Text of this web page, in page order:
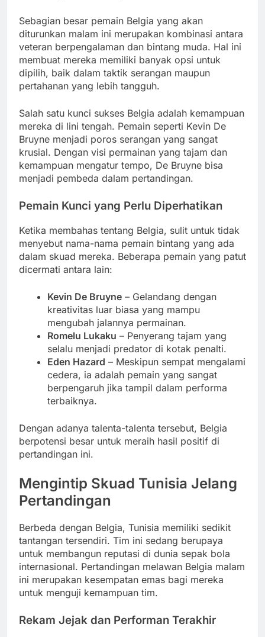
Sebagian besar pemain Belgia yang akan
diturunkan malam ini merupakan kombinasi antara
veteran berpengalaman dan bintang muda. Hal ini
membuat mereka memiliki banyak opsi untuk
dipilih, baik dalam taktik serangan maupun
pertahanan yang lebih tangguh.
Salah satu kunci sukses Belgia adalah kemampuan
mereka di lini tengah. Pemain seperti Kevin De
Bruyne menjadi poros serangan yang sangat
krusial. Dengan visi permainan yang tajam dan
kemampuan mengatur tempo, De Bruyne bisa
menjadi pembeda dalam pertandingan.
Pemain Kunci yang Perlu Diperhatikan
Ketika membahas tentang Belgia, sulit untuk tidak
menyebut nama-nama pemain bintang yang ada
dalam skuad mereka. Beberapa pemain yang patut
dicermati antara lain:
Kevin De Bruyne – Gelandang dengan
kreativitas luar biasa yang mampu
mengubah jalannya permainan.
Romelu Lukaku – Penyerang tajam yang
selalu menjadi predator di kotak penalti.
Eden Hazard – Meskipun sempat mengalami
cedera, ia adalah pemain yang sangat
berpengaruh jika tampil dalam performa
terbaiknya.
Dengan adanya talenta-talenta tersebut, Belgia
berpotensi besar untuk meraih hasil positif di
pertandingan ini.
Mengintip Skuad Tunisia Jelang
Pertandingan
Berbeda dengan Belgia, Tunisia memiliki sedikit
tantangan tersendiri. Tim ini sedang berupaya
untuk membangun reputasi di dunia sepak bola
internasional. Pertandingan melawan Belgia malam
ini merupakan kesempatan emas bagi mereka
untuk menguji kemampuan tim.
Rekam Jejak dan Performan Terakhir